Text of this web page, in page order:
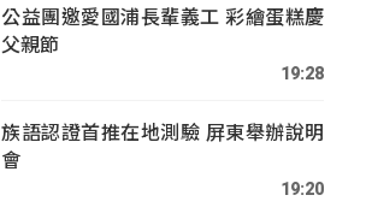
公益團邀愛國浦長輩義工 彩繪蛋糕慶
父親節
19:28
族語認證首推在地測驗 屏東舉辦說明
會
19:20